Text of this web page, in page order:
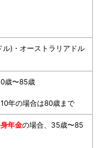
ル)・オーストラリアドル
歳〜85歳
年の場合は80歳まで
年金の場合、35歳〜85